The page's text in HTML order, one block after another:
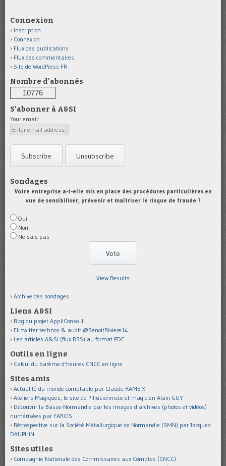
Connexion
Inscription
Connexion
Flux des publications
Flux des commentaires
Site de WordPress-FR
Nombre d'abonnés
10776
S'abonner à A&SI
Your email:
Sondages
Votre entreprise a-t-elle mis en place des procédures particulières en
vue de sensibiliser, prévenir et maîtriser le risque de fraude ?
Oui
Non
Ne sais pas
View Results
Archive des sondages
Liens A&SI
Blog du projet AppliConso II
Fil twitter technos & audit @BenoitRiviere14
Les articles A&SI (flux RSS) au format PDF
Outils en ligne
Calcul du barème d'heures CNCC en ligne
Sites amis
Actualité du monde comptable par Claude RAMEIX
Ateliers Magiques, le site de l'illusionniste et magicien Alain GUY
Découvrir la Basse-Normandie par les images d'archives (photos et vidéos)
numérisées par l'ARCIS
Rétrospective sur la Société Métallurgique de Normandie (SMN) par Jacques
DAUPHIN
Sites utiles
Compagnie Nationale des Commissaires aux Comptes (CNCC)